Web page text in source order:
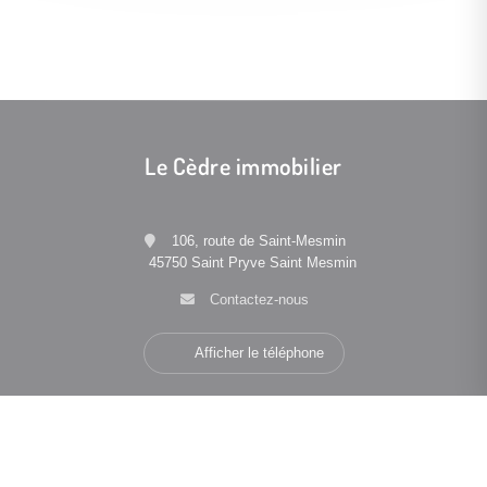
Le Cèdre immobilier
106, route de Saint-Mesmin
45750 Saint Pryve Saint Mesmin
Contactez-nous
Afficher le téléphone